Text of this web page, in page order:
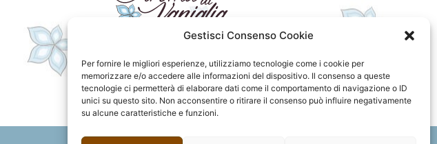
Gestisci Consenso Cookie
Per fornire le migliori esperienze, utilizziamo tecnologie come i cookie per
memorizzare e/o accedere alle informazioni del dispositivo. Il consenso a queste
tecnologie ci permetterà di elaborare dati come il comportamento di navigazione o ID
unici su questo sito. Non acconsentire o ritirare il consenso può influire negativamente
su alcune caratteristiche e funzioni.
F
a
c
e
I
n
s
t
P
i
n
t
F
l
i
c